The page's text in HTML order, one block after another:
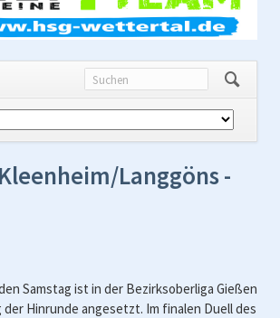
Langgöns -
Samstag ist in der Bezirksoberliga Gießen
Hinrunde angesetzt. Im finalen Duell des